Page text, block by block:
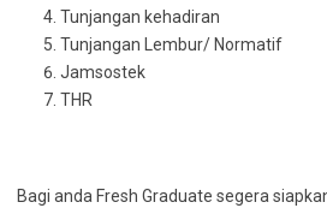
Tunjangan kehadiran
Tunjangan Lembur/ Normatif
Jamsostek
THR
Bagi anda Fresh Graduate segera